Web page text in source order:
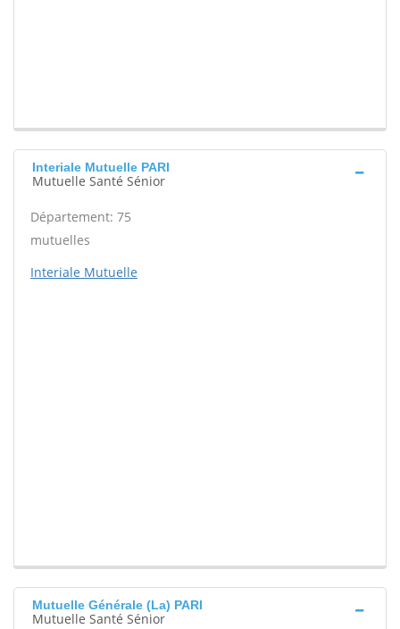
Interiale Mutuelle PARI
Mutuelle Santé Sénior
Département: 75
mutuelles
Interiale Mutuelle
Mutuelle Générale (La) PARI
Mutuelle Santé Sénior